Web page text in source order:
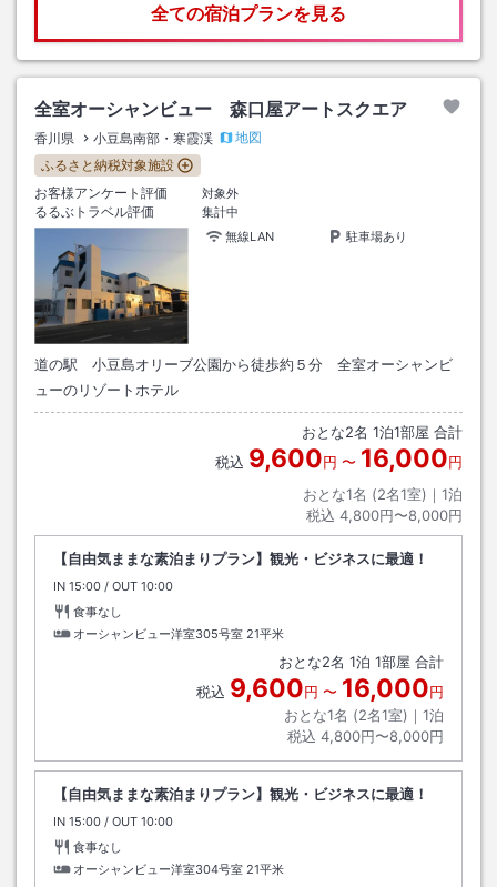
全ての宿泊プランを見る
全室オーシャンビュー 森口屋アートスクエア
香川県 小豆島南部・寒霞渓
地図
ふるさと納税対象施設
お客様アンケート評価
対象外
るるぶトラベル評価
集計中
無線LAN
駐車場あり
道の駅 小豆島オリーブ公園から徒歩約５分 全室オーシャンビ
ューのリゾートホテル
おとな2名 1泊1部屋 合計
税込 9,600円 〜 16,000円
おとな1名 (2名1室)｜ 1泊
税込 4,800円〜8,000円
【自由気ままな素泊まりプラン】観光・ビジネスに最適！
IN チェックイン
15:00 / OUT チェックアウト
10:00
食事なし
オーシャンビュー洋室305号室 21平米
おとな2名 1泊 1部屋 合計
税込 9,600円 〜 16,000円
おとな1名 (2名1室)｜ 1泊
税込 4,800円〜8,000円
【自由気ままな素泊まりプラン】観光・ビジネスに最適！
IN チェックイン
15:00 / OUT チェックアウト
10:00
食事なし
オーシャンビュー洋室304号室 21平米